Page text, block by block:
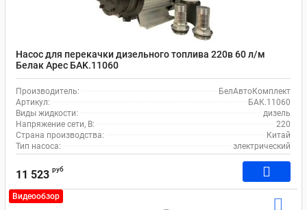
Насос для перекачки дизельного топлива 220в 60 л/м
Белак Арес БAK.11060
Производитель:
БелАвтоКомплект
Артикул:
БАК.11060
Виды жидкости:
дизель
Напряжение сети, В:
220
Страна производства:
Китай
Тип насоса:
электрический
11 523 руб
Видеообзор